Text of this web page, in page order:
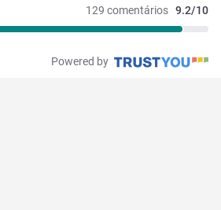
129 comentários 9.2/10
Powered by